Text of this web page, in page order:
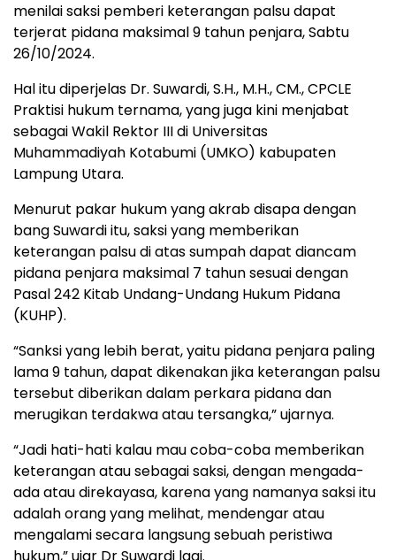
menilai saksi pemberi keterangan palsu dapat
terjerat pidana maksimal 9 tahun penjara, Sabtu
26/10/2024.
Hal itu diperjelas Dr. Suwardi, S.H., M.H., CM., CPCLE
Praktisi hukum ternama, yang juga kini menjabat
sebagai Wakil Rektor III di Universitas
Muhammadiyah Kotabumi (UMKO) kabupaten
Lampung Utara.
Menurut pakar hukum yang akrab disapa dengan
bang Suwardi itu, saksi yang memberikan
keterangan palsu di atas sumpah dapat diancam
pidana penjara maksimal 7 tahun sesuai dengan
Pasal 242 Kitab Undang-Undang Hukum Pidana
(KUHP).
“Sanksi yang lebih berat, yaitu pidana penjara paling
lama 9 tahun, dapat dikenakan jika keterangan palsu
tersebut diberikan dalam perkara pidana dan
merugikan terdakwa atau tersangka,” ujarnya.
“Jadi hati-hati kalau mau coba-coba memberikan
keterangan atau sebagai saksi, dengan mengada-
ada atau direkayasa, karena yang namanya saksi itu
adalah orang yang melihat, mendengar atau
mengalami secara langsung sebuah peristiwa